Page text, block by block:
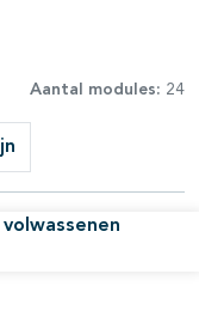
Aantal modules: 24